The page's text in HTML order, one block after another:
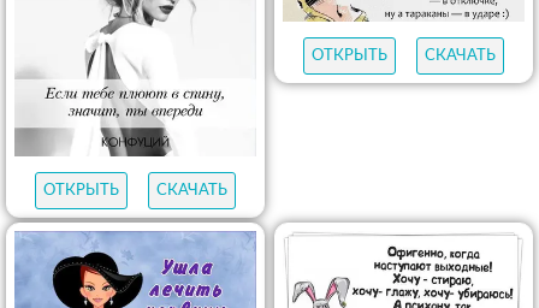
ОТКРЫТЬ СКАЧАТЬ
ОТКРЫТЬ СКАЧАТЬ